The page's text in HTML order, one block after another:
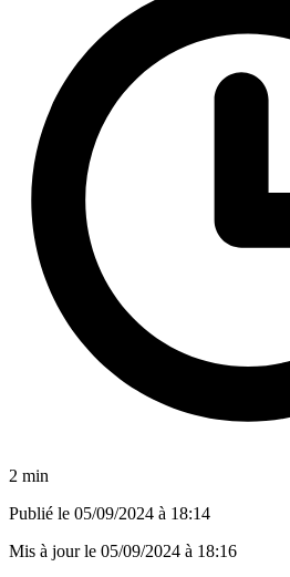
2 min
Publié le 05/09/2024 à 18:14
Mis à jour le 05/09/2024 à 18:16